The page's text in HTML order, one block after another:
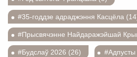
#35-годдзе адраджэння Касцёла
#Прысвячэнне Найдаражэйшай
#Будслаў 2026 (26) #Адпусты